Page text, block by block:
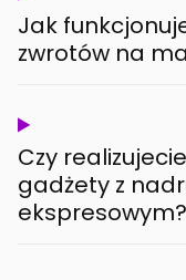
Jak
zwrotów na
Czy
gadżety z
ekspresowym?